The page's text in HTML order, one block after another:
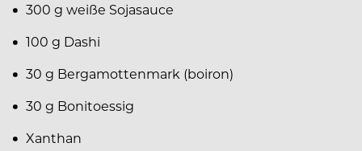
300 g weiße Sojasauce
100 g Dashi
30 g Bergamottenmark (boiron)
30 g Bonitoessig
Xanthan